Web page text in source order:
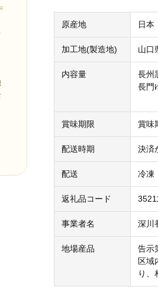
原産地 日本
加工地(製造地) 山口
内容量
長州
長門
賞味期限 賞味
配送時期 決済
配送 冷凍
返礼品コード
事業者名 深川
地場産品
告示
区域
り、